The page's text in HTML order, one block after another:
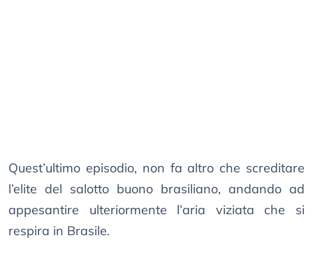
Quest’ultimo episodio, non fa altro che screditare
l’elite del salotto buono brasiliano, andando ad
appesantire ulteriormente l’aria viziata che si
respira in Brasile.